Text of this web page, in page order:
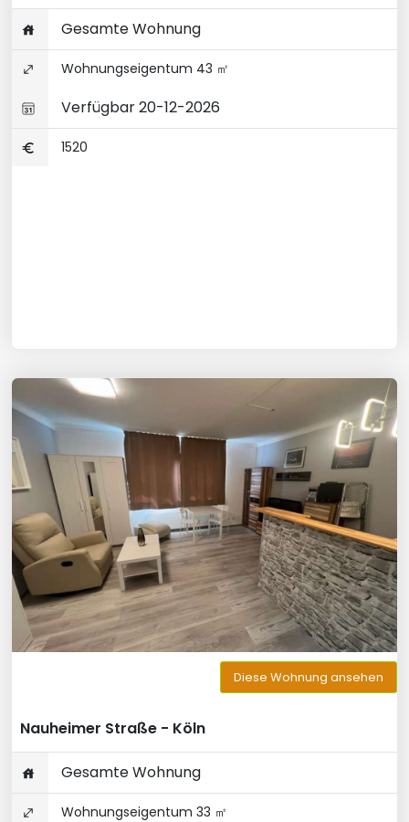
Gesamte Wohnung
Wohnungseigentum 43 ㎡
Verfügbar 20-12-2026
1520
Diese Wohnung ansehen
Nauheimer Straße - Köln
Gesamte Wohnung
Wohnungseigentum 33 ㎡